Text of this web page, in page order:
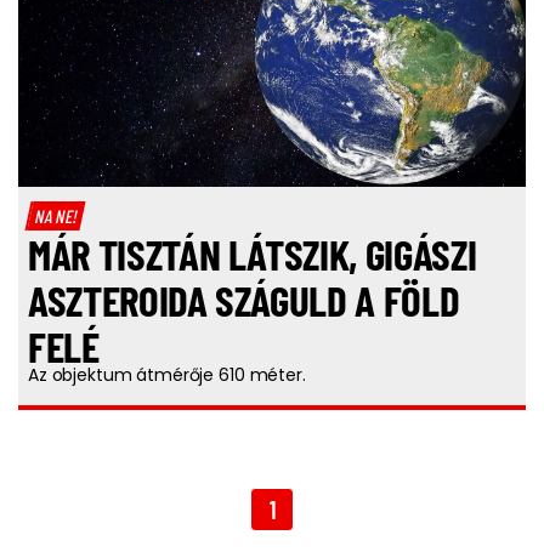
NA NE!
MÁR TISZTÁN LÁTSZIK, GIGÁSZI
ASZTEROIDA SZÁGULD A FÖLD
FELÉ
Az objektum átmérője 610 méter.
1